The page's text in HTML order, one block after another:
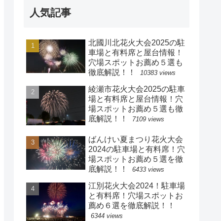
人気記事
北國川北花火大会2025の駐
車場と有料席と屋台情報！
穴場スポットお薦め５選も
徹底解説！！
10383 views
綾瀬市花火大会2025の駐車
場と有料席と屋台情報！穴
場スポットお薦め５選も徹
底解説！！
7109 views
ばんけい夏まつり花火大会
2024の駐車場と有料席！穴
場スポットお薦め５選を徹
底解説！！
6433 views
江別花火大会2024！駐車場
と有料席！穴場スポットお
薦め６選を徹底解説！！
6344 views